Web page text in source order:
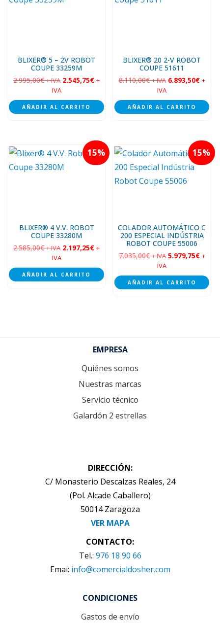
BLIXER® 5 – 2V ROBOT
COUPE 33259M
2.995,00€ + IVA 2.545,75€ +
IVA
AÑADIR AL CARRITO
BLIXER® 20 2-V ROBOT
COUPE 51611
8.110,00€ + IVA 6.893,50€ +
IVA
AÑADIR AL CARRITO
15
BLIXER® 4 V.V. ROBOT
COUPE 33280M
2.585,00€ + IVA 2.197,25€ +
IVA
AÑADIR AL CARRITO
15
COLADOR AUTOMÁTICO C
200 ESPECIAL INDÚSTRIA
ROBOT COUPE 55006
7.035,00€ + IVA 5.979,75€ +
IVA
AÑADIR AL CARRITO
EMPRESA
Quiénes somos
Nuestras marcas
Servicio técnico
Galardón 2 estrellas
DIRECCIÓN:
C/ Monasterio Descalzas Reales, 24
(Pol. Alcade Caballero)
50014 Zaragoza
VER MAPA
CONTACTO:
Tel.: 976 18 90 66
Emai: info@comercialdosher.com
CONDICIONES
Gastos de envío